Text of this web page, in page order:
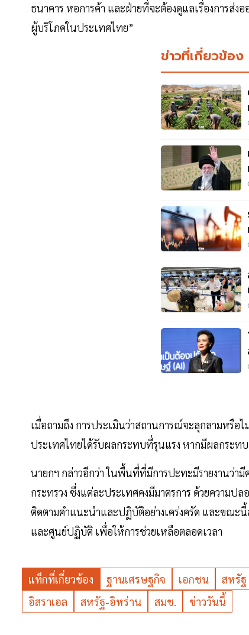
ธนาคาร หอการค้า และฝ่ายที่จะต้องดูแลเรื่องการส่ง
ผู้บริโภคในประเทศไทย”
ข่าวที่เกี่ยวข้อง
เมื่อถามถึง การประเมินว่าสถานการณ์จะลุกลามหรือ
ประเทศไทยได้รับผลกระทบที่รุนแรง หากมีผลกระท
นายกฯ กล่าวอีกว่า ในพื้นที่ที่มีการปะทะมีรายงานว่
กระทรวง ซึ่งแต่ละประเทศคงมีมาตรการ ด้วยความ
ติดตามคำแนะนําและปฏิบัติอย่างเคร่งครัด และขณะ
และศูนย์ปฏิบัติ เพื่อให้การช่วยเหลือตลอดเวลา
แท็กที่เกี่ยวข้อง ฐานเศรษฐกิจ เอกชน สหรัฐ
อิสราเอล
สหรัฐ-อิหร่าน สมช. ข่าววันนี้